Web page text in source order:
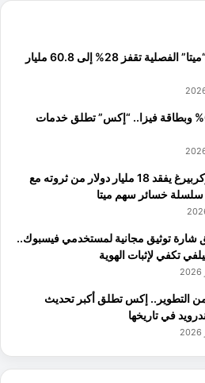
إيرادات “ميتا” الفصلية تقفز 28% إلى 60.8 مليار
فائدة بـ6% وبطاقة فيزا.. “إكس” تطلق خدمات
مارك زوكربيرغ يفقد 18 مليار دولار من ثروته مع
سلسلة خسائر سهم ميتا
شارة توثيق مجانية لمستخدمي فيسبوك..
تكفي لإثبات الهوية
التطوير.. إكس تطلق أكبر تحديث
في تاريخها